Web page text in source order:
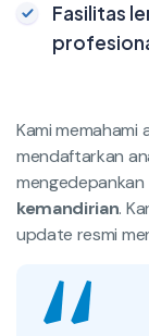
Fasilitas
Kami memahami
mendaftarkan
mengedepankan
kemandirian.
update resmi